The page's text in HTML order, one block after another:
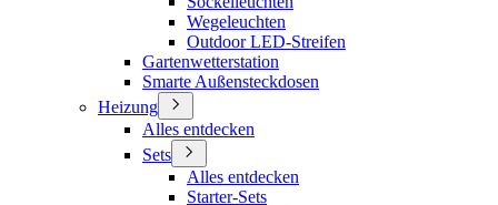
Wegeleuchten
Outdoor LED-Streifen
Gartenwetterstation
Smarte Außensteckdosen
Heizung
Alles entdecken
Sets
Alles entdecken
Starter-Sets